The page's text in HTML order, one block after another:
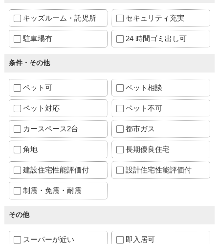
キッズルーム・託児所 セキュリティ充実
駐車場有 24 時間ゴミ出し可
条件・その他
ペット可 ペット相談
ペット対応 ペット不可
カースペース2台 都市ガス
角地 長期優良住宅
建設住宅性能評価付 設計住宅性能評価付
制震・免震・耐震
その他
スーパーが近い 即入居可